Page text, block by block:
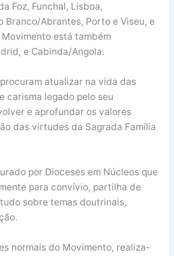
Foz, Funchal, Lisboa,
Branco/Abrantes, Porto e Viseu, e
está também
e Cabinda/Angola.
atualizar na vida das
carisma legado pelo seu
e aprofundar os valores
das virtudes da Sagrada Família
por Dioceses em Núcleos que
para convívio, partilha de
sobre temas doutrinais,
normais do Movimento, realiza-